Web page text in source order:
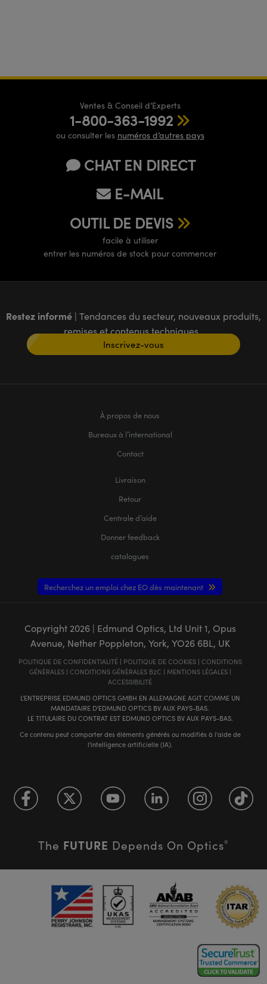
Ventes & Conseil d’Experts
1-800-363-1992
ou consulter les numéros d’autres pays
CHAT EN DIRECT
E-MAIL
OUTIL DE DEVIS
facile à utiliser
entrer les numéros de stock pour commencer
Restez informé | Tendances du secteur, nouveaux produits,
remises et contenus techniques
Inscrivez-vous
À propos de nous
Bureaux à l’international
Contact
Livraison
Retour
Centrale d’aide
Donner feedback
catalogues
Recherchez un emploi chez EO dès maintenant
Copyright 2026| Edmund Optics, Ltd Unit 1, Opus
Avenue, Nether Poppleton, York, YO26 6BL, UK
POLITIQUE DE CONFIDENTIALITÉ| POLITIQUE DE COOKIES| CONDITIONS
GÉNÈRALES| CONDITIONS GÉNÈRALES B2C | MENTIONS LÉGALES|
ACCESSIBILITÉ
L'ENTREPRISE EDMUND OPTICS GMBH EN ALLEMAGNE AGIT COMME UN
MANDATAIRE D'EDMUND OPTICS BV AUX PAYS-BAS.
LE TITULAIRE DU CONTRAT EST EDMUND OPTICS BV AUX PAYS-BAS.
Ce contenu peut comporter des éléments générés ou modifiés à l'aide de
l'intelligence artificielle (IA).
The FUTURE Depends On Optics®